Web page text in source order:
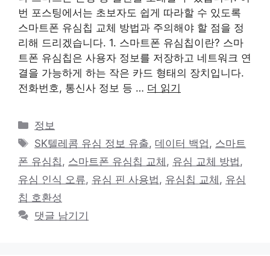
번 포스팅에서는 초보자도 쉽게 따라할 수 있도록
스마트폰 유심칩 교체 방법과 주의해야 할 점을 정
리해 드리겠습니다. 1. 스마트폰 유심칩이란? 스마
트폰 유심칩은 사용자 정보를 저장하고 네트워크 연
결을 가능하게 하는 작은 카드 형태의 장치입니다.
전화번호, 통신사 정보 등 … 더 읽기
카
테
리
정보
태
그
SK텔레콤 유심 정보 유출, 데이터 백업 , 스마트
폰 유심칩 , 스마트폰 유심칩 교체 , 유심 교체 방법 ,
유심 인식 오류, 유심 핀 사용법 , 유심칩 교체 , 유심
칩 호환성
댓글 남기기